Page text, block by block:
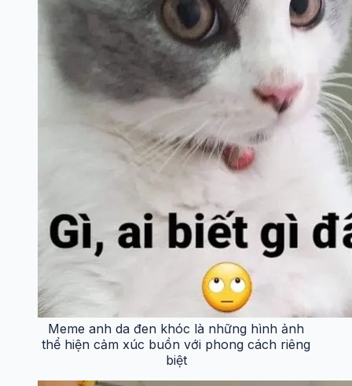
Meme anh da đen khóc là những hình ảnh
thể hiện cảm xúc buồn với phong cách riêng
biệt